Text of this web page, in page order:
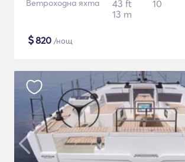
Ветроходна яхта
43 ft
13 m
10
$820 /нощ